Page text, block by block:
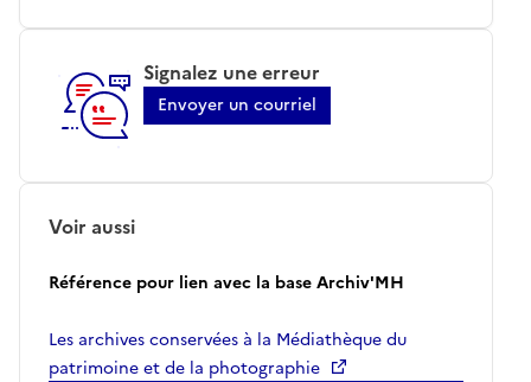
Signalez une erreur
Envoyer un courriel
Voir aussi
Référence pour lien avec la base Archiv'MH
Les archives conservées à la Médiathèque du
patrimoine et de la photographie